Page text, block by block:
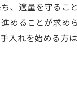
、適量を守る
めることが求め
入れを始める方